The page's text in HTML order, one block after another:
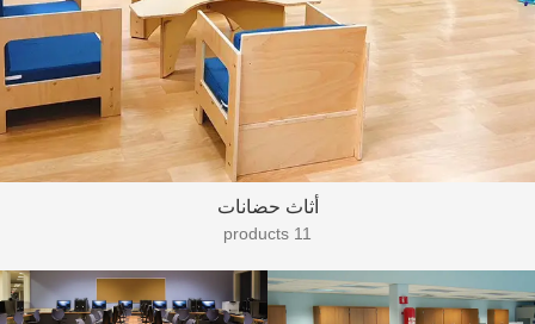
أثاث حضانات
11 products